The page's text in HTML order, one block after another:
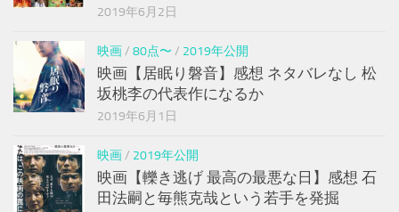
2019年6月2日
映画/ 80点〜 / 2019年公開
映画【居眠り磐音】感想 ネタバレなし 松
坂桃李の代表作になるか
2019年6月1日
映画/ 2019年公開
映画【轢き逃げ 最高の最悪な日】感想 石
田法嗣と毎熊克哉という若手を発掘